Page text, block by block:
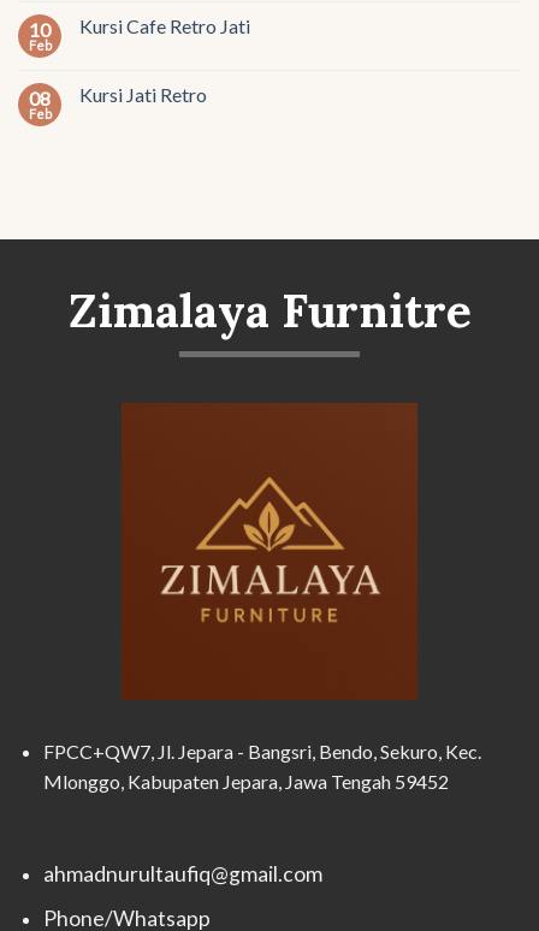
10
Feb
Kursi Cafe Retro Jati
08
Feb
Kursi Jati Retro
Zimalaya Furnitre
FPCC+QW7, Jl. Jepara - Bangsri, Bendo, Sekuro, Kec.
Mlonggo, Kabupaten Jepara, Jawa Tengah 59452
ahmadnurultaufiq@gmail.com
Phone/Whatsapp